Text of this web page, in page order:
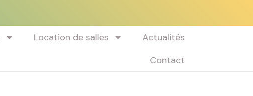
Location de salles
Actualités
Contact